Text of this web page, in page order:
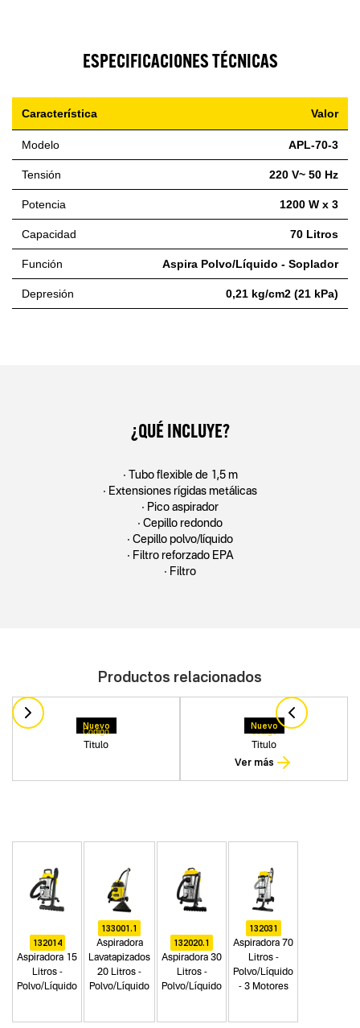
ESPECIFICACIONES TÉCNICAS
Característica Valor
Modelo APL-70-3
Tensión 220 V~ 50 Hz
Potencia 1200 W x 3
Capacidad 70 Litros
Función Aspira Polvo/Líquido - Soplador
Depresión 0,21 kg/cm2 (21 kPa)
¿QUÉ INCLUYE?
• Tubo flexible de 1,5 m
• Extensiones rígidas metálicas
• Pico aspirador
• Cepillo redondo
• Cepillo polvo/líquido
• Filtro reforzado EPA
• Filtro
Productos relacionados
Nuevo
Titulo
Codigo
Nuevo
Titulo
Codigo
Ver más
132014
Aspiradora 15
Litros -
Polvo/Líquido
133001.1
Aspiradora
Lavatapizados
20 Litros -
Polvo/Líquido
132020.1
Aspiradora 30
Litros -
Polvo/Líquido
132031
Aspiradora 70
Litros -
Polvo/Líquido
- 3 Motores